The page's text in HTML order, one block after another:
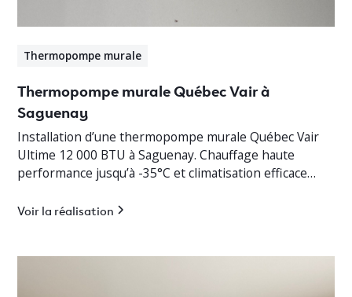
Thermopompe murale
Thermopompe murale Québec Vair à
Saguenay
Installation d’une thermopompe murale Québec Vair
Ultime 12 000 BTU à Saguenay. Chauffage haute
performance jusqu’à -35°C et climatisation efficace
Voir la réalisation